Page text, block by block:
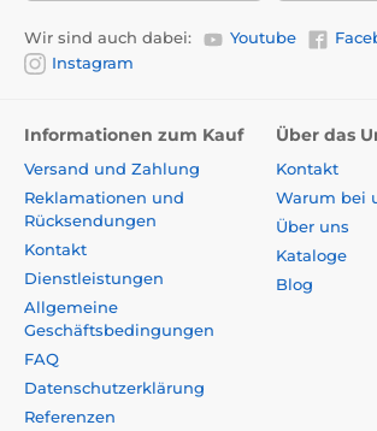
Wir sind auch dabei: Youtube
Instagram
Informationen zum Kauf
Versand und Zahlung
Reklamationen und
Rücksendungen
Kontakt
Dienstleistungen
Allgemeine
Geschäftsbedingungen
FAQ
Datenschutzerklärung
Referenzen
Über das
Kontakt
Warum bei
Über uns
Kataloge
Blog